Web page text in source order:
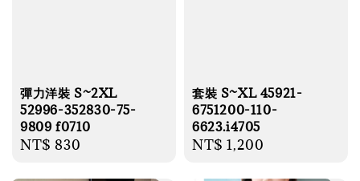
彈力洋裝 S~2XL
52996-352830-75-
9809 f0710
Regular
NT$ 830
套裝 S~XL 45921-
6751200-110-
6623.i4705
Regular
NT$ 1,200